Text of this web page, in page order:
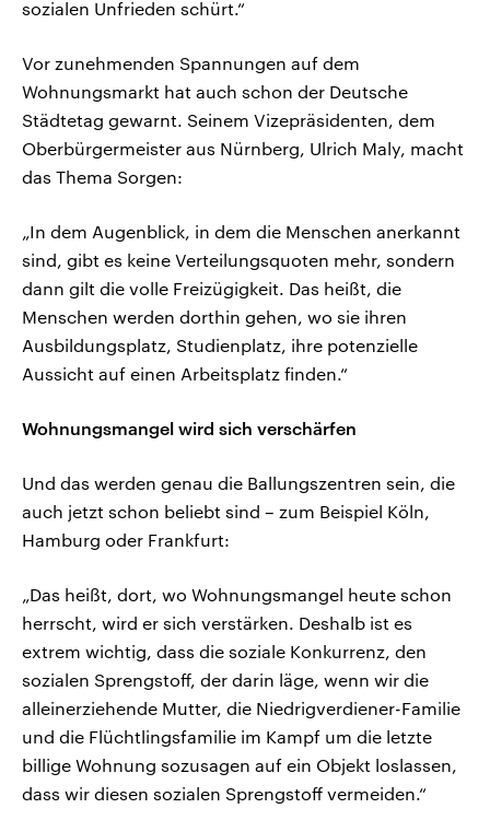
sozialen Unfrieden schürt.“
Vor zunehmenden Spannungen auf dem
Wohnungsmarkt hat auch schon der Deutsche
Städtetag gewarnt. Seinem Vizepräsidenten, dem
Oberbürgermeister aus Nürnberg, Ulrich Maly, macht
das Thema Sorgen:
„In dem Augenblick, in dem die Menschen anerkannt
sind, gibt es keine Verteilungsquoten mehr, sondern
dann gilt die volle Freizügigkeit. Das heißt, die
Menschen werden dorthin gehen, wo sie ihren
Ausbildungsplatz, Studienplatz, ihre potenzielle
Aussicht auf einen Arbeitsplatz finden.“
Wohnungsmangel wird sich verschärfen
Und das werden genau die Ballungszentren sein, die
auch jetzt schon beliebt sind – zum Beispiel Köln,
Hamburg oder Frankfurt:
„Das heißt, dort, wo Wohnungsmangel heute schon
herrscht, wird er sich verstärken. Deshalb ist es
extrem wichtig, dass die soziale Konkurrenz, den
sozialen Sprengstoff, der darin läge, wenn wir die
alleinerziehende Mutter, die Niedrigverdiener-Familie
und die Flüchtlingsfamilie im Kampf um die letzte
billige Wohnung sozusagen auf ein Objekt loslassen,
dass wir diesen sozialen Sprengstoff vermeiden.“